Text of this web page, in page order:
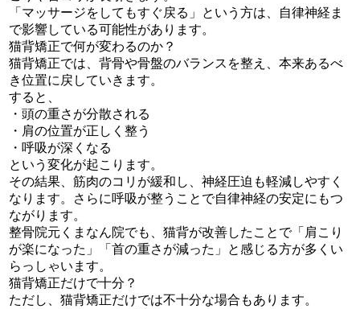
「マッサージをしてもすぐ戻る」という方は、自律神経ま
で影響している可能性があります。
猫背矯正で何が変わるのか？
猫背矯正では、背骨や骨盤のバランスを整え、本来あるべ
き位置に戻していきます。
すると、
・頭の重さが分散される
・肩の位置が正しく整う
・呼吸が深くなる
という変化が起こります。
その結果、筋肉のコリが緩和し、神経圧迫も軽減しやすく
なります。さらに呼吸が整うことで自律神経の安定にもつ
ながります。
整骨院元くまなん院でも、猫背が改善したことで「肩こり
が楽になった」「首の重さが減った」と感じる方が多くい
らっしゃいます。
猫背矯正だけで十分？
ただし、猫背矯正だけでは不十分な場合もあります。